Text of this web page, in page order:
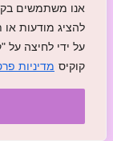
אנו משתמשים
להציג מודעות
על ידי לחיצה על
קוקיס מדיניות